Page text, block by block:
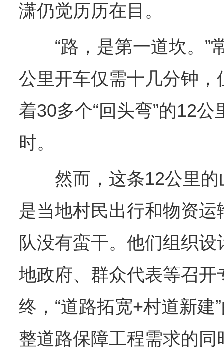
潇仍觉历历在目。
“路，是第一道坎。”
公里开车仅需十几分钟
着30多个“回头弯”的12
时。
然而，这条12公里的
是当地村民出行和物资
队没有蛮干。他们组织
地政府、群众代表等召
终，“道路拓宽+村道新
整道路保障工程需求的